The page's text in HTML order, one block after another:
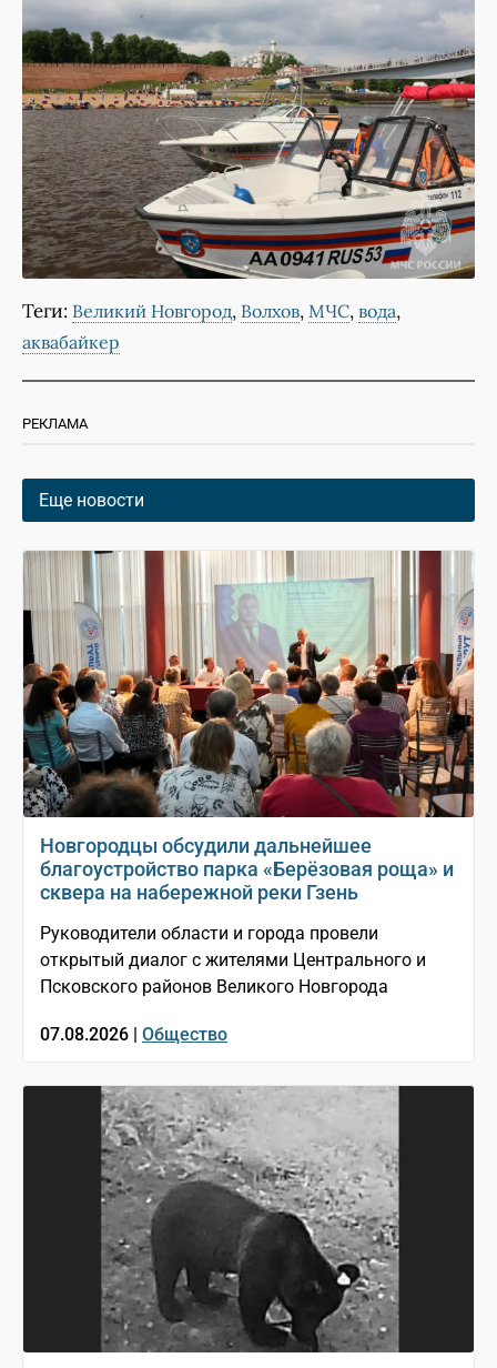
Теги: Великий Новгород, Волхов, МЧС, вода,
аквабайкер
РЕКЛАМА
Еще новости
Новгородцы обсудили дальнейшее
благоустройство парка «Берёзовая роща» и
сквера на набережной реки Гзень
Руководители области и города провели
открытый диалог с жителями Центрального и
Псковского районов Великого Новгорода
07.08.2026 | Общество